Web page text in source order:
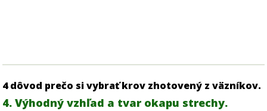
4 dôvod prečo si vybrať krov zhotovený z väzníkov.
4. Výhodný vzhľad a tvar okapu strechy.